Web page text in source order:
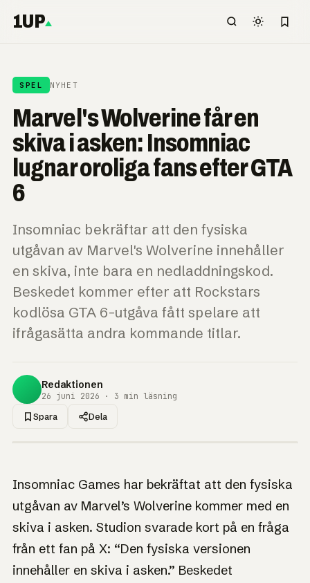
1UP
SPEL NYHET
Marvel's Wolverine får en
skiva i asken: Insomniac
lugnar oroliga fans efter GTA
6
Insomniac bekräftar att den fysiska
utgåvan av Marvel's Wolverine innehåller
en skiva, inte bara en nedladdningskod.
Beskedet kommer efter att Rockstars
kodlösa GTA 6-utgåva fått spelare att
ifrågasätta andra kommande titlar.
Redaktionen
26 juni 2026 · 3 min läsning
Spara Dela
Marvel's Wolverine
får en skiva i asken:
Insomniac lugnar
oroliga fans efter
GTA 6
Insomniac Games har bekräftat att den fysiska
utgåvan av Marvel’s Wolverine kommer med en
skiva i asken. Studion svarade kort på en fråga
från ett fan på X: “Den fysiska versionen
innehåller en skiva i asken.” Beskedet